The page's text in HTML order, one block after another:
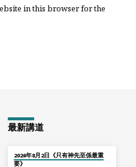
in this browser for the
最新講道
2026年8月2日《只有神先至係最重
要》